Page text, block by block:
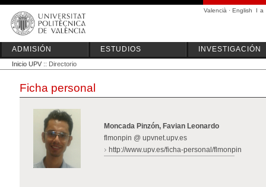
Valencià · English I a
ADMISIÓN ESTUDIOS INVESTIGACIÓN
Inicio UPV :: Directorio
Ficha personal
Moncada Pinzón, Favian Leonardo
flmonpin @ upvnet.upv.es
http://www.upv.es/ficha-personal/flmonpin